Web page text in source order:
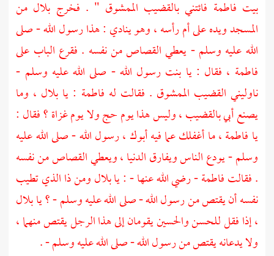
بيت فاطمة فائتني بالقضيب الممشوق " . فخرج بلال من
المسجد ويده على أم رأسه ، وهو ينادي : هذا رسول الله - صلى
الله عليه وسلم - يعطي القصاص من نفسه . فقرع الباب على
فاطمة ، فقال : يا بنت رسول الله - صلى الله عليه وسلم -
ناوليني القضيب الممشوق . فقالت له فاطمة : يا بلال ، وما
يصنع أبي بالقضيب ، وليس هذا يوم حج ولا يوم غزاة ؟ فقال :
يا فاطمة، ما أغفلك عما فيه أبوك ، رسول الله - صلى الله عليه
وسلم - يودع الناس ويفارق الدنيا ، ويعطي القصاص من نفسه
. فقالتفاطمة- رضي الله عنها - : يا بلال ومن ذا الذي تطيب
نفسه أن يقتص من رسول الله - صلى الله عليه وسلم - ؟ يابلال
، إذا فقلللحسنوالحسينيقومان إلى هذا الرجل يقتص منهما ،
ولا يدعانه يقتص من رسول الله - صلى الله عليه وسلم - .